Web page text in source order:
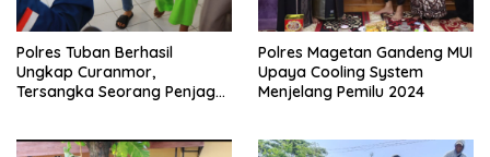
Polres Tuban Berhasil
Ungkap Curanmor,
Tersangka Seorang Penjaga
Polres Magetan Gandeng MUI
Upaya Cooling System
Menjelang Pemilu 2024